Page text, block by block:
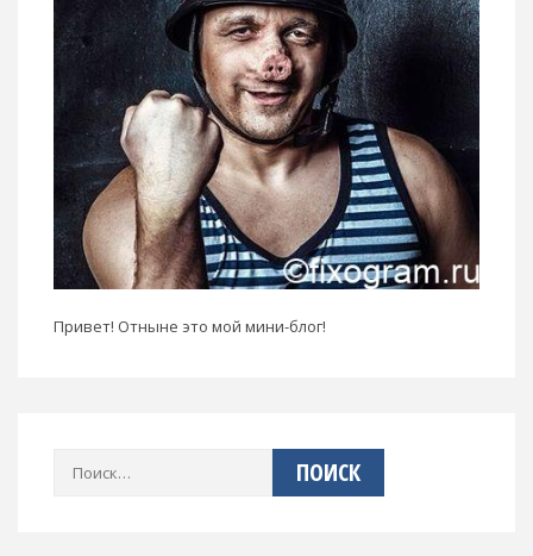
Привет! Отныне это мой мини-блог!
Найти: